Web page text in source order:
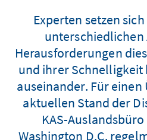
Experten setzen
unterschiedlichen
Herausforderungen
und ihrer Schnelligkeit
auseinander. Für
aktuellen Stand der
KAS-
Washington D.C.